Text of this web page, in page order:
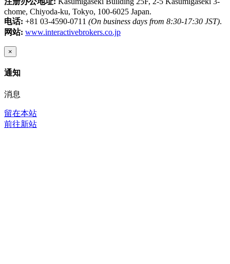
chome, Chiyoda-ku, Tokyo, 100-6025 Japan.
电话: +81 03-4590-0711 (On business days from 8:30-17:30 JST).
网站: www.interactivebrokers.co.jp
×
通知
消息
留在本站
前往新站